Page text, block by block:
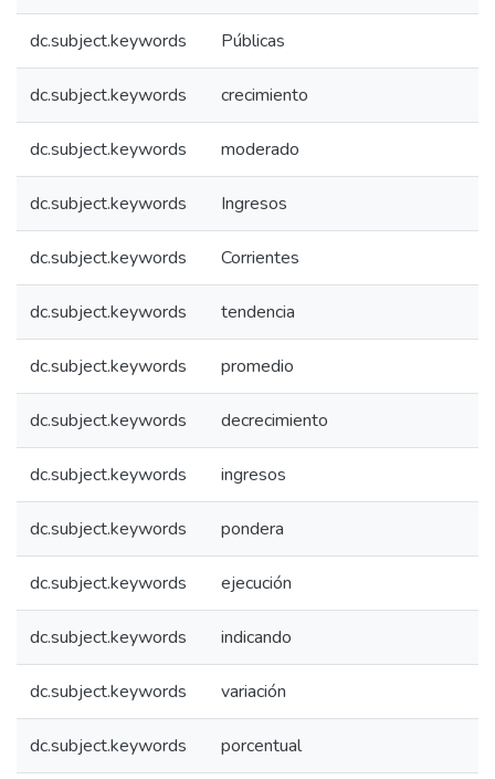
dc.subject.keywords Públicas
dc.subject.keywords crecimiento
dc.subject.keywords moderado
dc.subject.keywords Ingresos
dc.subject.keywords Corrientes
dc.subject.keywords tendencia
dc.subject.keywords promedio
dc.subject.keywords decrecimiento
dc.subject.keywords ingresos
dc.subject.keywords pondera
dc.subject.keywords ejecución
dc.subject.keywords indicando
dc.subject.keywords variación
dc.subject.keywords porcentual